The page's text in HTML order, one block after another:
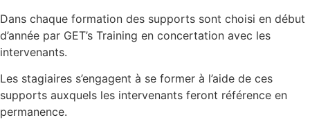
Dans chaque formation des supports sont choisi en début
d’année par GET’s Training en concertation avec les
intervenants.
Les stagiaires s’engagent à se former à l’aide de ces
supports auxquels les intervenants feront référence en
permanence.